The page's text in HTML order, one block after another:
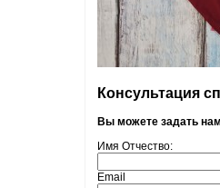
Консультация
Вы можете задать
Имя Отчество:
Email